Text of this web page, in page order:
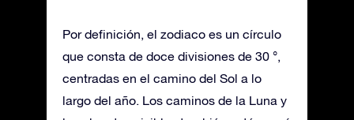
Por definición, el zodiaco es un círculo
que consta de doce divisiones de 30 °,
centradas en el camino del Sol a lo
largo del año. Los caminos de la Luna y